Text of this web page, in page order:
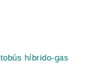
híbrido-gas